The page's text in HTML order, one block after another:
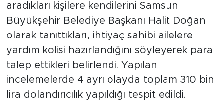
aradıkları kişilere kendilerini Samsun
Büyükşehir Belediye Başkanı Halit Doğan
olarak tanıttıkları, ihtiyaç sahibi ailelere
yardım kolisi hazırlandığını söyleyerek para
talep ettikleri belirlendi. Yapılan
incelemelerde 4 ayrı olayda toplam 310 bin
lira dolandırıcılık yapıldığı tespit edildi.